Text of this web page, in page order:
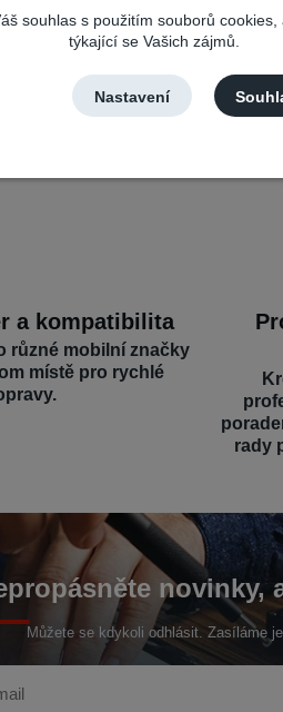
a kompatibilita
různé mobilní značky
místě pro rychlé
rady
novinky,
Můžete se kdykoli odhlásit. Zasíláme
souhlas s použitím souborů
týkající se Vašich zájmů.
Nastavení